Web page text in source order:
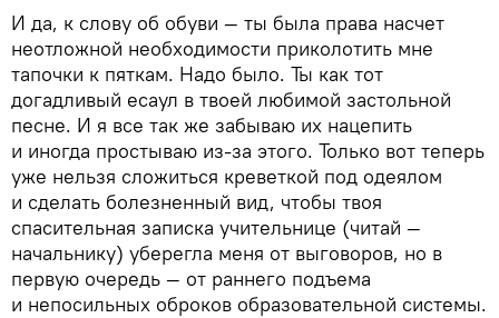
И да, к слову об обуви — ты была права насчет
неотложной необходимости приколотить мне
тапочки к пяткам. Надо было. Ты как тот
догадливый есаул в твоей любимой застольной
песне. И я все так же забываю их нацепить
и иногда простываю из-за этого. Только вот теперь
уже нельзя сложиться креветкой под одеялом
и сделать болезненный вид, чтобы твоя
спасительная записка учительнице (читай —
начальнику) уберегла меня от выговоров, но в
первую очередь — от раннего подъема
и непосильных оброков образовательной системы.